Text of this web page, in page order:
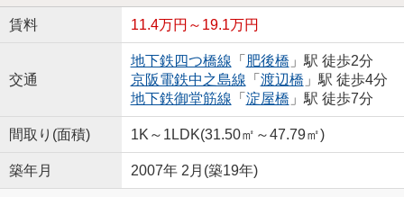
賃料 11.4万円～19.1万円
交通
地下鉄四つ橋線 「 肥後橋 」駅 徒歩2分
京阪電鉄中之島線 「 渡辺橋 」駅 徒歩4分
地下鉄御堂筋線 「 淀屋橋 」駅 徒歩7分
間取り(面積) 1K～1LDK(31.50㎡～47.79㎡)
築年月 2007年 2月(築19年)